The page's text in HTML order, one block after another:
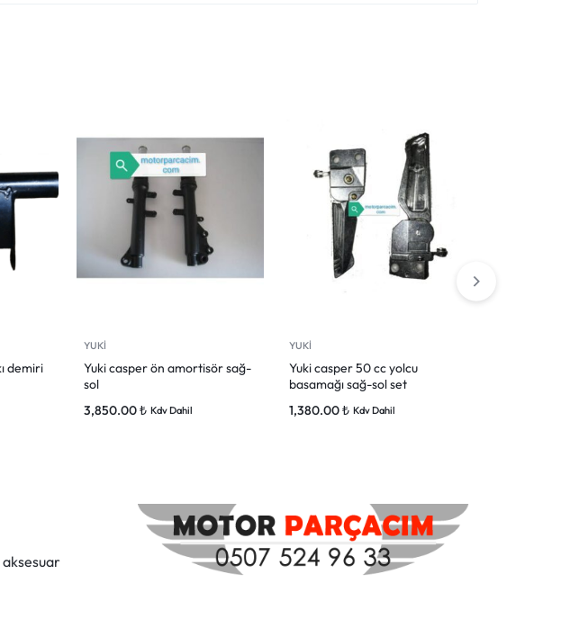
demiri
YUKİ
Yuki casper ön amortisör sağ-
sol
3,850.00₺ Kdv Dahil
YUKİ
Yuki casper 50 cc yolcu
basamağı sağ-sol set
1,380.00₺ Kdv Dahil